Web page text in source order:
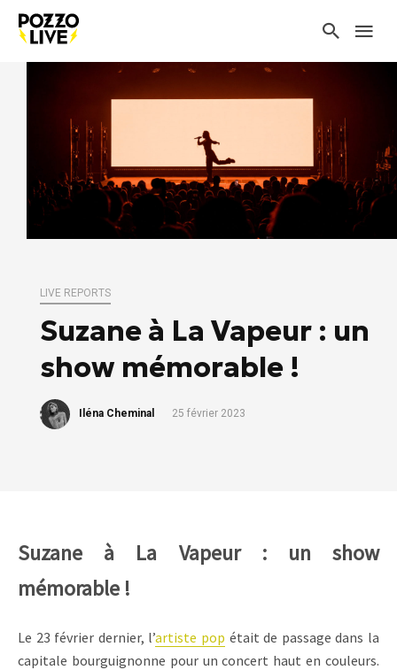
LIVE REPORTS
Suzane à La Vapeur : un
show mémorable !
Iléna Cheminal 25 février 2023
Suzane à La Vapeur : un show
mémorable !
Le 23 février dernier, l’artiste pop était de passage dans la
capitale bourguignonne pour un concert haut en couleurs.